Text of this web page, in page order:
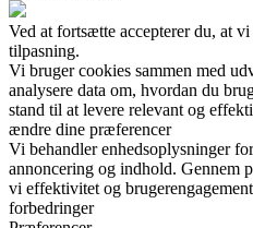
Ved at fortsætte accepterer du, at
tilpasning.
Vi bruger cookies sammen med
analysere data om, hvordan du
stand til at levere relevant og
ændre dine præferencer
Vi behandler enhedsoplysninger
annoncering og indhold. Gennem
vi effektivitet og
forbedringer